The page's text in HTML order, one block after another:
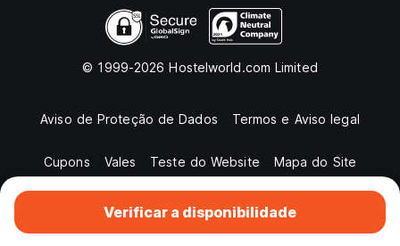
Verificar a disponibilidade
© 1999-2026 Hostelworld.com Limited
Aviso de Proteção de Dados Termos e Aviso legal
Cupons Vales Teste do Website Mapa do Site